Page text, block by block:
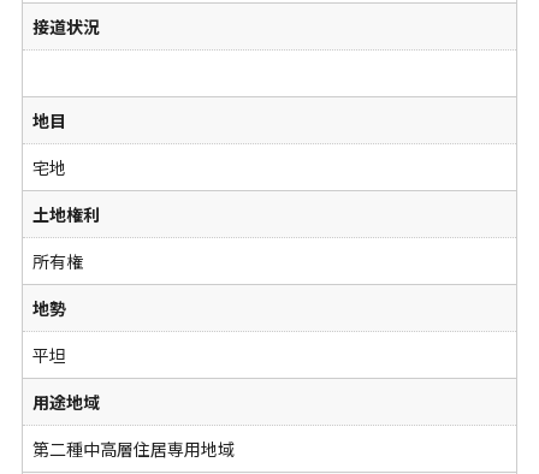
接道状況
地目
宅地
土地権利
所有権
地勢
平坦
用途地域
第二種中高層住居専用地域